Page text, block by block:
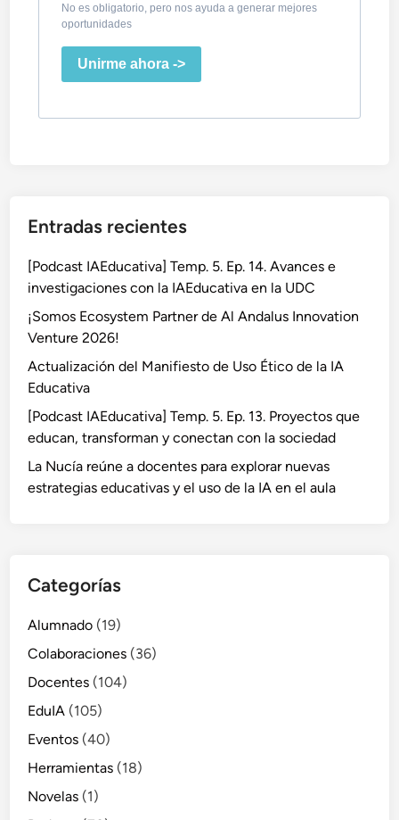
No es obligatorio, pero nos ayuda a generar mejores
oportunidades
Unirme ahora ->
Entradas recientes
[Podcast IAEducativa] Temp. 5. Ep. 14. Avances e
investigaciones con la IAEducativa en la UDC
¡Somos Ecosystem Partner de Al Andalus Innovation
Venture 2026!
Actualización del Manifiesto de Uso Ético de la IA
Educativa
[Podcast IAEducativa] Temp. 5. Ep. 13. Proyectos que
educan, transforman y conectan con la sociedad
La Nucía reúne a docentes para explorar nuevas
estrategias educativas y el uso de la IA en el aula
Categorías
Alumnado (19)
Colaboraciones (36)
Docentes (104)
EduIA (105)
Eventos (40)
Herramientas (18)
Novelas (1)